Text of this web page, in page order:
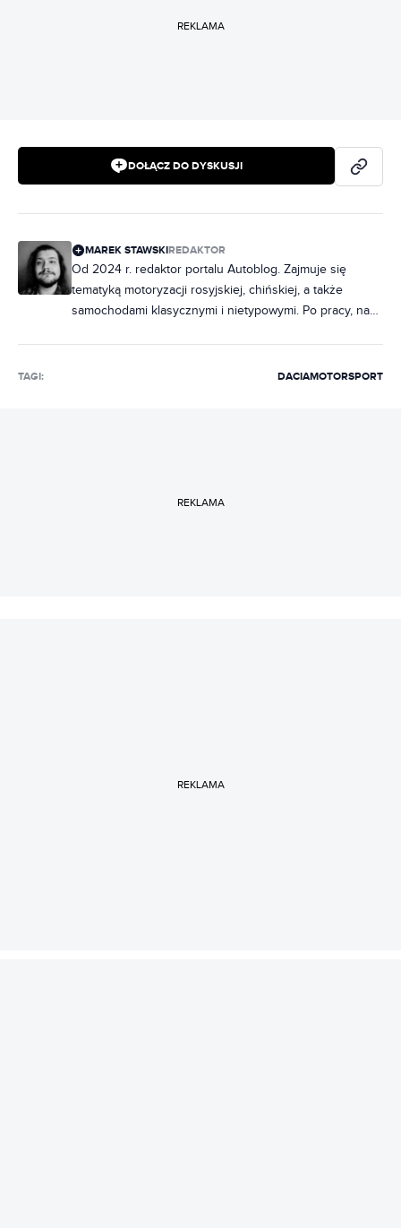
REKLAMA
DOŁĄCZ DO DYSKUSJI
MAREK STAWSKIREDAKTOR
Od 2024 r. redaktor portalu Autoblog. Zajmuje się
tematyką motoryzacji rosyjskiej, chińskiej, a także
samochodami klasycznymi i nietypowymi. Po pracy, na
Miłośnik włoskiej motoryzacji, hawajskich koszul i
TAGI: DACIAMOTORSPORT
REKLAMA
REKLAMA